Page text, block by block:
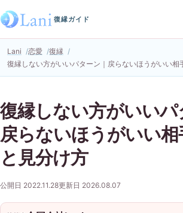
復縁ガイド
Lani 恋愛
復縁
復縁しない方がいいパターン｜戻らないほうがいい相
復縁しない方がいいパ
戻らないほうがいい相
と見分け方
公開日 2022.11.28更新日 2026.08.07